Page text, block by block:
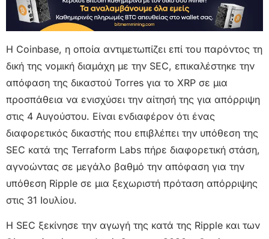
Η Coinbase, η οποία αντιμετωπίζει επί του παρόντος τη
δική της νομική διαμάχη με την SEC, επικαλέστηκε την
απόφαση της δικαστού Torres για το XRP σε μια
προσπάθεια να ενισχύσει την αίτησή της για απόρριψη
στις 4 Αυγούστου. Είναι ενδιαφέρον ότι ένας
διαφορετικός δικαστής που επιβλέπει την υπόθεση της
SEC κατά της Terraform Labs πήρε διαφορετική στάση,
αγνοώντας σε μεγάλο βαθμό την απόφαση για την
υπόθεση Ripple σε μια ξεχωριστή πρόταση απόρριψης
στις 31 Ιουλίου.
Η SEC ξεκίνησε την αγωγή της κατά της Ripple και των